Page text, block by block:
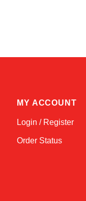
MY ACCOUNT
Login / Register
Order Status